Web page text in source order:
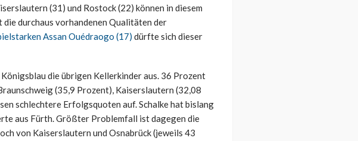
(31) und Rostock (22) können in diesem
durchaus vorhandenen Qualitäten der
Assan Ouédraogo (17) dürfte sich dieser
die übrigen Kellerkinder aus. 36 Prozent
(35,9 Prozent), Kaiserslautern (32,08
schlechtere Erfolgsquoten auf. Schalke hat bislang
aus Fürth. Größter Problemfall ist dagegen die
von Kaiserslautern und Osnabrück (jeweils 43